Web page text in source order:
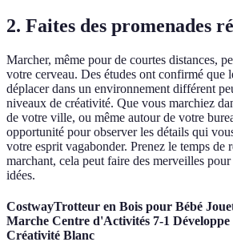
2. Faites des promenades
Marcher, même pour de courtes distances,
votre cerveau. Des études ont confirmé que
déplacer dans un environnement différent
niveaux de créativité. Que vous marchiez
de votre ville, ou même autour de votre
opportunité pour observer les détails qui
votre esprit vagabonder. Prenez le temps de
marchant, cela peut faire des merveilles
idées.
CostwayTrotteur en Bois pour Bébé
Marche Centre d'Activités 7-1
Créativité Blanc